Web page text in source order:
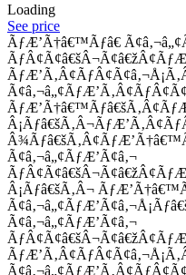
Loading
See price
ÃƒÆ’Ã†â€™Ãƒâ€
Ã¢â‚¬â„¢ÃƒÆ’Ã¢â‚¬
Â¡Ãƒâ€šÃ‚Â¬
Ã¢â‚¬â„¢ÃƒÆ’Ã¢â‚¬